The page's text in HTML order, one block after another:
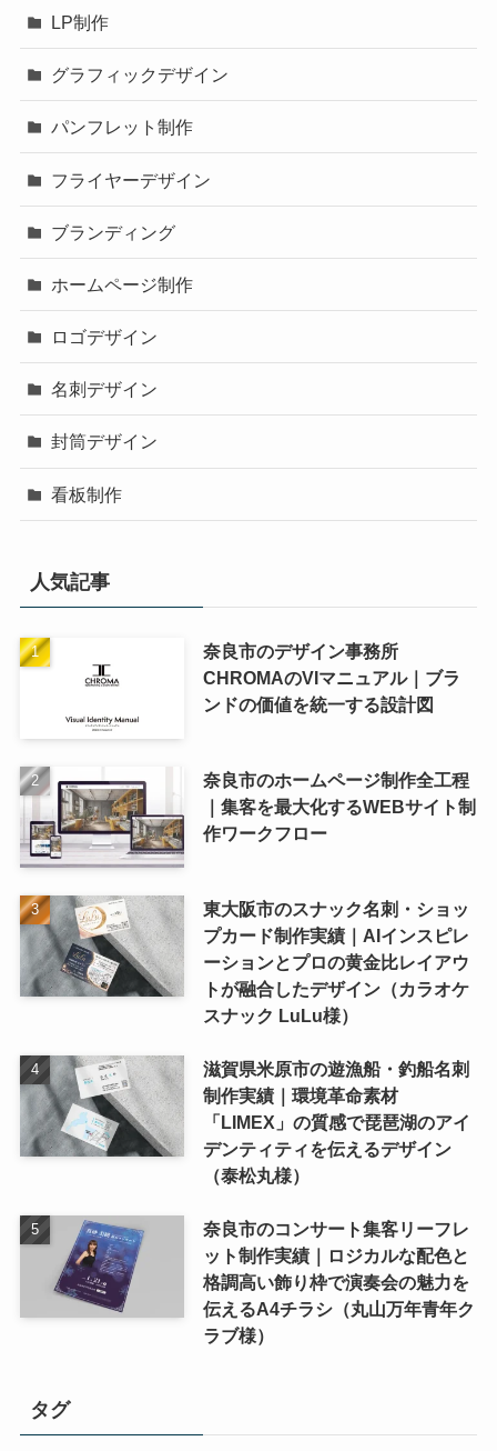
LP制作
グラフィックデザイン
パンフレット制作
フライヤーデザイン
ブランディング
ホームページ制作
ロゴデザイン
名刺デザイン
封筒デザイン
看板制作
人気記事
奈良市のデザイン事務所
CHROMAのVIマニュアル｜ブラ
ンドの価値を統一する設計図
奈良市のホームページ制作全工程
｜集客を最大化するWEBサイト制
作ワークフロー
東大阪市のスナック名刺・ショッ
プカード制作実績｜AIインスピレ
ーションとプロの黄金比レイアウ
トが融合したデザイン（カラオケ
スナック LuLu様）
滋賀県米原市の遊漁船・釣船名刺
制作実績｜環境革命素材
「LIMEX」の質感で琵琶湖のアイ
デンティティを伝えるデザイン
（泰松丸様）
奈良市のコンサート集客リーフレ
ット制作実績｜ロジカルな配色と
格調高い飾り枠で演奏会の魅力を
伝えるA4チラシ（丸山万年青年ク
ラブ様）
タグ